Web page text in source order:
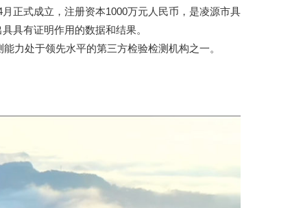
正式成立，注册资本1000万元人民币，是凌源市具
具有证明作用的数据和结果。
处于领先水平的第三方检验检测机构之一。